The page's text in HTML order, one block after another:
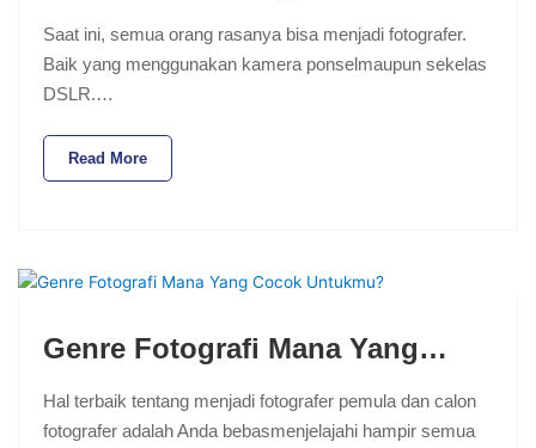
Saat ini, semua orang rasanya bisa menjadi fotografer.
Baik yang menggunakan kamera ponselmaupun sekelas
DSLR.…
Read More
Genre Fotografi Mana Yang…
Hal terbaik tentang menjadi fotografer pemula dan calon
fotografer adalah Anda bebasmenjelajahi hampir semua